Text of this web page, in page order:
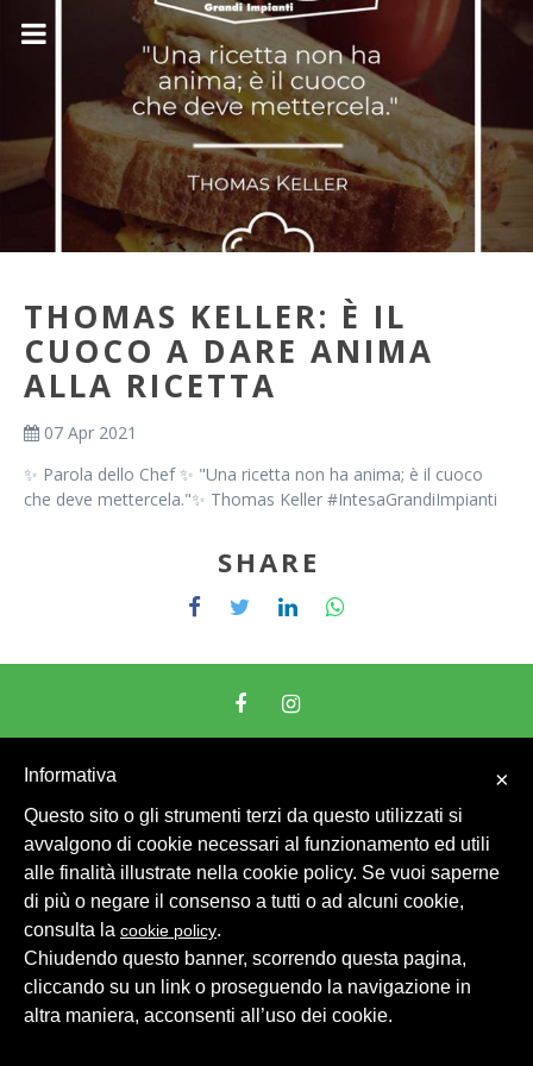
THOMAS KELLER: È IL
CUOCO A DARE ANIMA
ALLA RICETTA
07 Apr 2021
✨ Parola dello Chef ✨ "Una ricetta non ha anima; è il cuoco
che deve mettercela."✨ Thomas Keller #IntesaGrandiImpianti
SHARE
© 2026 Intesa Grandi Impianti Srl Dati Personali
×
Informativa
Questo sito o gli strumenti terzi da questo utilizzati si
avvalgono di cookie necessari al funzionamento ed utili
alle finalità illustrate nella cookie policy. Se vuoi saperne
di più o negare il consenso a tutti o ad alcuni cookie,
consulta la cookie policy.
Chiudendo questo banner, scorrendo questa pagina,
cliccando su un link o proseguendo la navigazione in
altra maniera, acconsenti all’uso dei cookie.